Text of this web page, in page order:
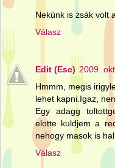
Nekünk is zsák volt
Válasz
Edit (Esc) 2009.
Hmmm, megis
lehet kapni.Igaz,
Egy adagg
elotte kuldjem a
nehogy masok is
Válasz